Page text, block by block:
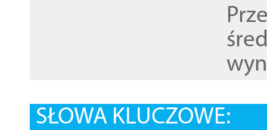
SŁOWA KLUCZOWE: